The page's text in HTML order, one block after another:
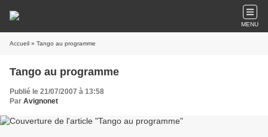
MENU
Accueil » Tango au programme
Tango au programme
Publié le 21/07/2007 à 13:58
Par Avignonet